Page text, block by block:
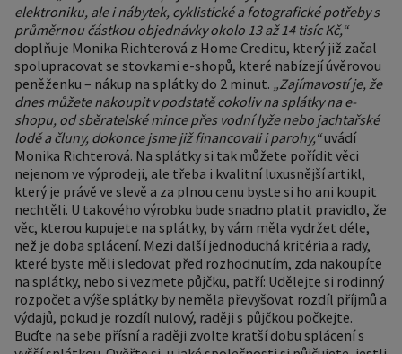
elektroniku, ale i nábytek, cyklistické a fotografické potřeby s
průměrnou částkou objednávky okolo 13 až 14 tisíc Kč,“
doplňuje Monika Richterová z Home Creditu, který již začal
spolupracovat se stovkami e-shopů, které nabízejí úvěrovou
peněženku – nákup na splátky do 2 minut. „Zajímavostí je, že
dnes můžete nakoupit v podstatě cokoliv na splátky na e-
shopu, od sběratelské mince přes vodní lyže nebo jachtařské
lodě a čluny, dokonce jsme již financovali i parohy,“uvádí
Monika Richterová. Na splátky si tak můžete pořídit věci
nejenom ve výprodeji, ale třeba i kvalitní luxusnější artikl,
který je právě ve slevě a za plnou cenu byste si ho ani koupit
nechtěli. U takového výrobku bude snadno platit pravidlo, že
věc, kterou kupujete na splátky, by vám měla vydržet déle,
než je doba splácení. Mezi další jednoduchá kritéria a rady,
které byste měli sledovat před rozhodnutím, zda nakoupíte
na splátky, nebo si vezmete půjčku, patří: Udělejte si rodinný
rozpočet a výše splátky by neměla převyšovat rozdíl příjmů a
výdajů, pokud je rozdíl nulový, raději s půjčkou počkejte.
Buďte na sebe přísní a raději zvolte kratší dobu splácení s